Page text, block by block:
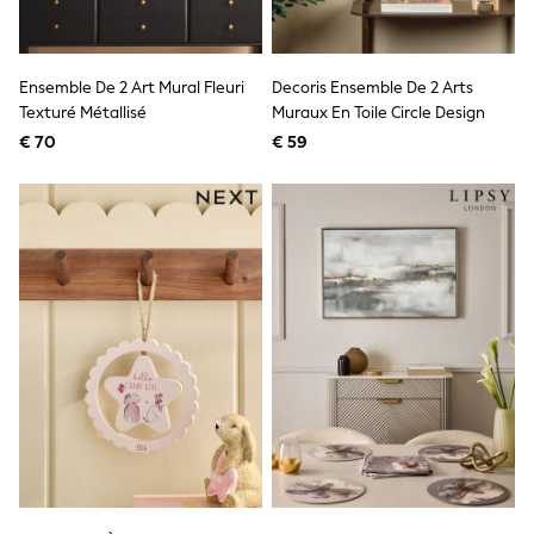
Toy Story
Pokemon
Spiderman
All Clothing
T-Shirts
Kurtas
Sets & Outfits
Sweatshirts & Hoodies
Knitwear & Sweaters
Tops
Coats & Jackets
Jeans
Joggers
Nightwear & Pyjamas
Swimwear
Suits & Waistcoats
Dungarees
All Holiday Shop
Tops & T-Shirts
Ensemble De 2 Art Mural Fleuri
Texturé Métallisé
€ 70
Decoris Ensemble De 2 Arts
Muraux En Toile Circle Design
€ 59